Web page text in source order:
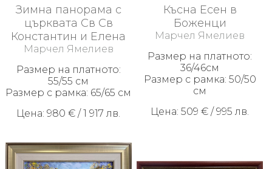
Зимна панорама с
църквата Св Св
Константин и Елена
Марчел Ямелиев
Размер на платното:
55/55 см
Размер с рамка: 65/65 см
Цена: 980 € / 1 917 лв.
Късна Есен в
Боженци
Марчел Ямелиев
Размер на платното:
36/46см
Размер с рамка: 50/50
см
Цена: 509 € / 995 лв.